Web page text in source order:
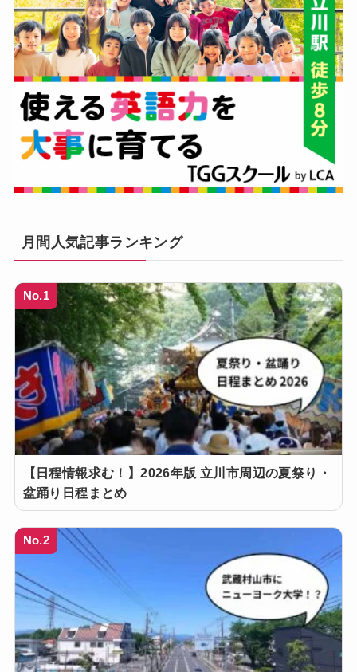
月間人気記事ランキング
No.1
【日程情報求む！】2026年版 立川市周辺の夏祭り・
盆踊り日程まとめ
No.2